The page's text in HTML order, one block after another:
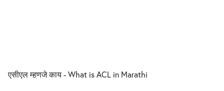
एसीएल म्हणजे काय - What is ACL in Marathi